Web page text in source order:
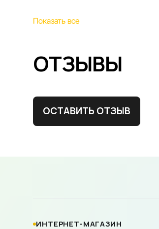
Показать все
ОТЗЫВЫ
ОСТАВИТЬ ОТЗЫВ
ИНТЕРНЕТ-МАГАЗИН